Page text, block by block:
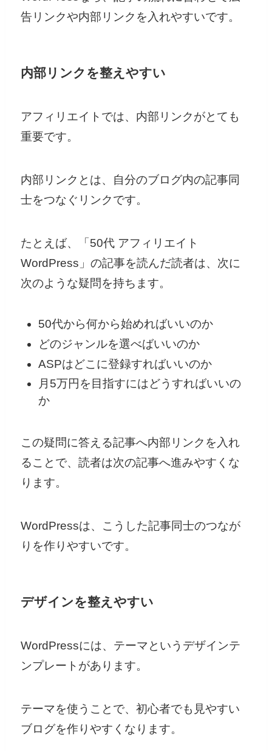
告リンクや内部リンクを入れやすいです。
内部リンクを整えやすい
アフィリエイトでは、内部リンクがとても
重要です。
内部リンクとは、自分のブログ内の記事同
士をつなぐリンクです。
たとえば、「50代 アフィリエイト
WordPress」の記事を読んだ読者は、次に
次のような疑問を持ちます。
50代から何から始めればいいのか
どのジャンルを選べばいいのか
ASPはどこに登録すればいいのか
月5万円を目指すにはどうすればいいの
か
この疑問に答える記事へ内部リンクを入れ
ることで、読者は次の記事へ進みやすくな
ります。
WordPressは、こうした記事同士のつなが
りを作りやすいです。
デザインを整えやすい
WordPressには、テーマというデザインテ
ンプレートがあります。
テーマを使うことで、初心者でも見やすい
ブログを作りやすくなります。